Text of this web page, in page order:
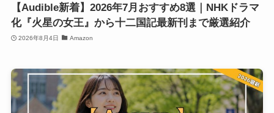
【Audible新着】2026年7月おすすめ8選｜NHKドラマ
化『火星の女王』から十二国記最新刊まで厳選紹介
2026年8月4日 Amazon